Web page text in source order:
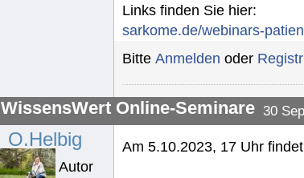
Links finden Sie hier:
sarkome.de/webinars-
Bitte Anmelden oder
WissensWert Online-Seminare 30
O.Helbig
Autor
Am 5.10.2023, 17 Uhr